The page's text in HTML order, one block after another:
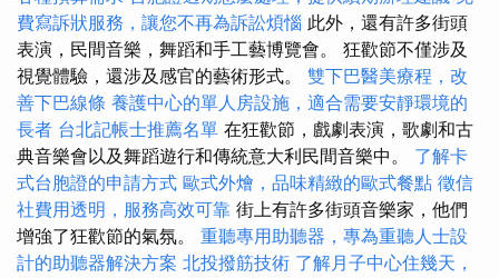
費寫訴狀服務，讓您不再為訴訟煩惱 此外，還有許多街頭
表演，民間音樂，舞蹈和手工藝博覽會。 狂歡節不僅涉及
視覺體驗，還涉及感官的藝術形式。 雙下巴醫美療程，改
善下巴線條 養護中心的單人房設施，適合需要安靜環境的
長者 台北記帳士推薦名單 在狂歡節，戲劇表演，歌劇和古
典音樂會以及舞蹈遊行和傳統意大利民間音樂中。 了解卡
式台胞證的申請方式 歐式外燴，品味精緻的歐式餐點 徵信
社費用透明，服務高效可靠 街上有許多街頭音樂家，他們
增強了狂歡節的氣氛。 重聽專用助聽器，專為重聽人士設
計的助聽器解決方案 北投撥筋技術 了解月子中心住幾天，